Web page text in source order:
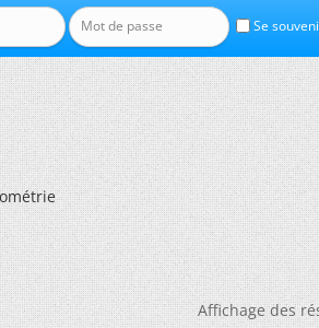
Se
Affichage des